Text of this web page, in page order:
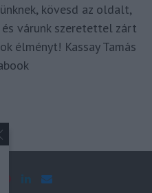
kövesd az oldalt,
várunk szeretettel zárt
élményt! Kassay Tamás